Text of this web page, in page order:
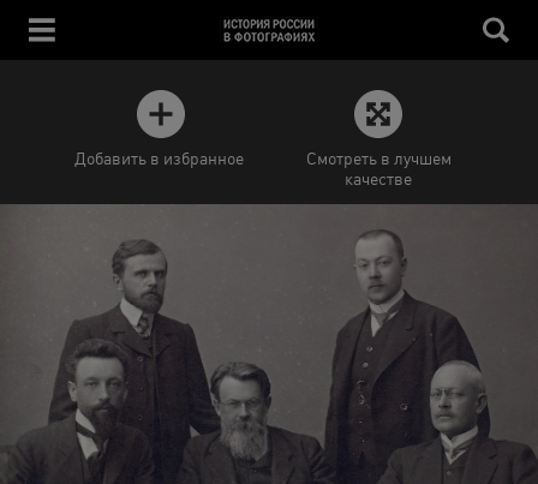
Добавить в избранное
Смотреть в лучшем
качестве